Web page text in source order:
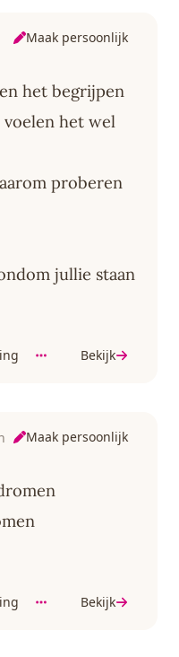
Maak persoonlijk
het begrijpen
het wel
proberen
jullie staan
Bekijk
Maak persoonlijk
Bekijk